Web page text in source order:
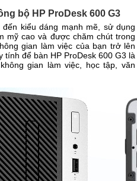
bộ HP ProDesk 600 G3
kiểu dáng mạnh mẽ, sử dụng
mỹ cao và được chăm chút trong
gian làm việc của bạn trở lên
tính để bàn HP ProDesk 600 G3 là
gian làm việc, học tập, văn